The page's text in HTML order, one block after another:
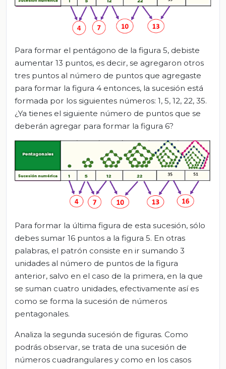
Para formar el pentágono de la figura 5, debiste
aumentar 13 puntos, es decir, se agregaron otros
tres puntos al número de puntos que agregaste
para formar la figura 4 entonces, la sucesión está
formada por los siguientes números: 1, 5, 12, 22, 35.
¿Ya tienes el siguiente número de puntos que se
deberán agregar para formar la figura 6?
Para formar la última figura de esta sucesión, sólo
debes sumar 16 puntos a la figura 5. En otras
palabras, el patrón consiste en ir sumando 3
unidades al número de puntos de la figura
anterior, salvo en el caso de la primera, en la que
se suman cuatro unidades, efectivamente así es
como se forma la sucesión de números
pentagonales.
Analiza la segunda sucesión de figuras. Como
podrás observar, se trata de una sucesión de
números cuadrangulares y como en los casos